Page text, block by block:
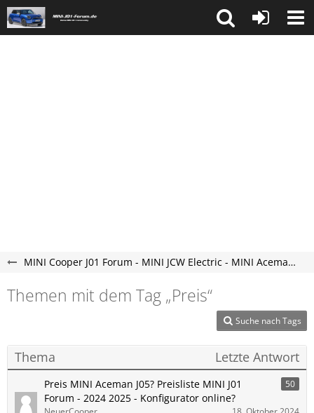
MINI Cooper J01 Forum - MINI JCW Electric - MINI Aceman Elektroauto Forum - neu und vollelektrisch.
Themen mit dem Tag „Preis“
Suche nach Tags
Thema Letzte Antwort
Preis MINI Aceman J05? Preisliste MINI J01
Forum - 2024 2025 - Konfigurator online?
50